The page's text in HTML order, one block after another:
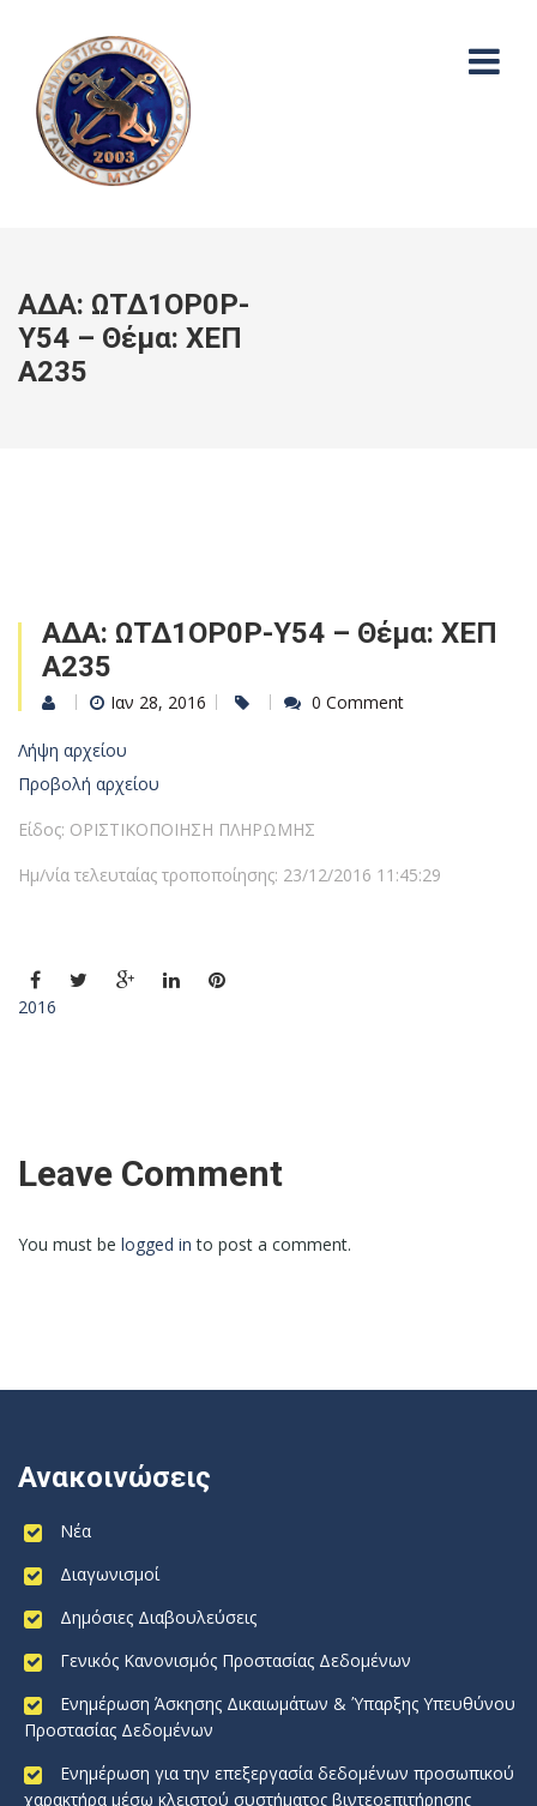
ΑΔΑ: ΩΤΔ1ΟΡ0Ρ-
Υ54 – Θέμα: ΧΕΠ
Α235
ΑΔΑ: ΩΤΔ1ΟΡ0Ρ-Υ54 – Θέμα: ΧΕΠ
Α235
Ιαν 28, 2016 0 Comment
Λήψη αρχείου
Προβολή αρχείου
Είδος: ΟΡΙΣΤΙΚΟΠΟΙΗΣΗ ΠΛΗΡΩΜΗΣ
Ημ/νία τελευταίας τροποποίησης: 23/12/2016 11:45:29
2016
Leave Comment
You must be logged in to post a comment.
Ανακοινώσεις
Νέα
Διαγωνισμοί
Δημόσιες Διαβουλεύσεις
Γενικός Κανονισμός Προστασίας Δεδομένων
Ενημέρωση Άσκησης Δικαιωμάτων & Ύπαρξης Υπευθύνου
Προστασίας Δεδομένων
Ενημέρωση για την επεξεργασία δεδομένων προσωπικού
χαρακτήρα μέσω κλειστού συστήματος βιντεοεπιτήρησης